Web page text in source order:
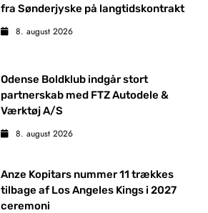
fra Sønderjyske på langtidskontrakt
8. august 2026
Odense Boldklub indgår stort
partnerskab med FTZ Autodele &
Værktøj A/S
8. august 2026
Anze Kopitars nummer 11 trækkes
tilbage af Los Angeles Kings i 2027
ceremoni